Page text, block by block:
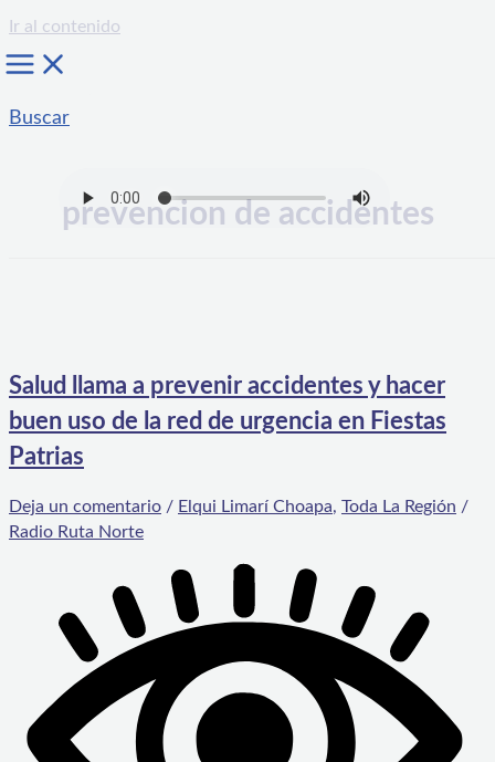
Ir al contenido
Buscar
prevencion de accidentes
Salud llama a prevenir accidentes y hacer
buen uso de la red de urgencia en Fiestas
Patrias
Deja un comentario / Elqui Limarí Choapa, Toda La Región /
Radio Ruta Norte